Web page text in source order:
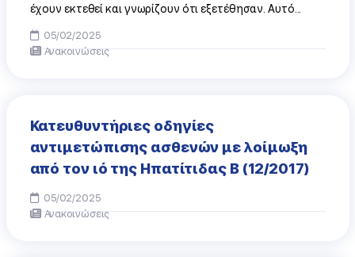
έχουν εκτεθεί και γνωρίζουν ότι εξετέθησαν. Αυτό...
05/02/2025
Ανακοινώσεις
Κατευθυντήριες οδηγίες
αντιμετώπισης ασθενών με λοίμωξη
από τον ιό της Ηπατίτιδας Β (12/2017)
05/02/2025
Ανακοινώσεις